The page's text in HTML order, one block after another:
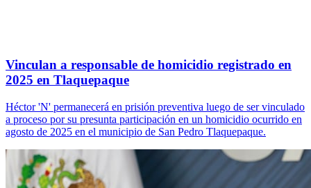
Vinculan a responsable de homicidio registrado en
2025 en Tlaquepaque
Héctor 'N' permanecerá en prisión preventiva luego de ser vinculado
a proceso por su presunta participación en un homicidio ocurrido en
agosto de 2025 en el municipio de San Pedro Tlaquepaque.